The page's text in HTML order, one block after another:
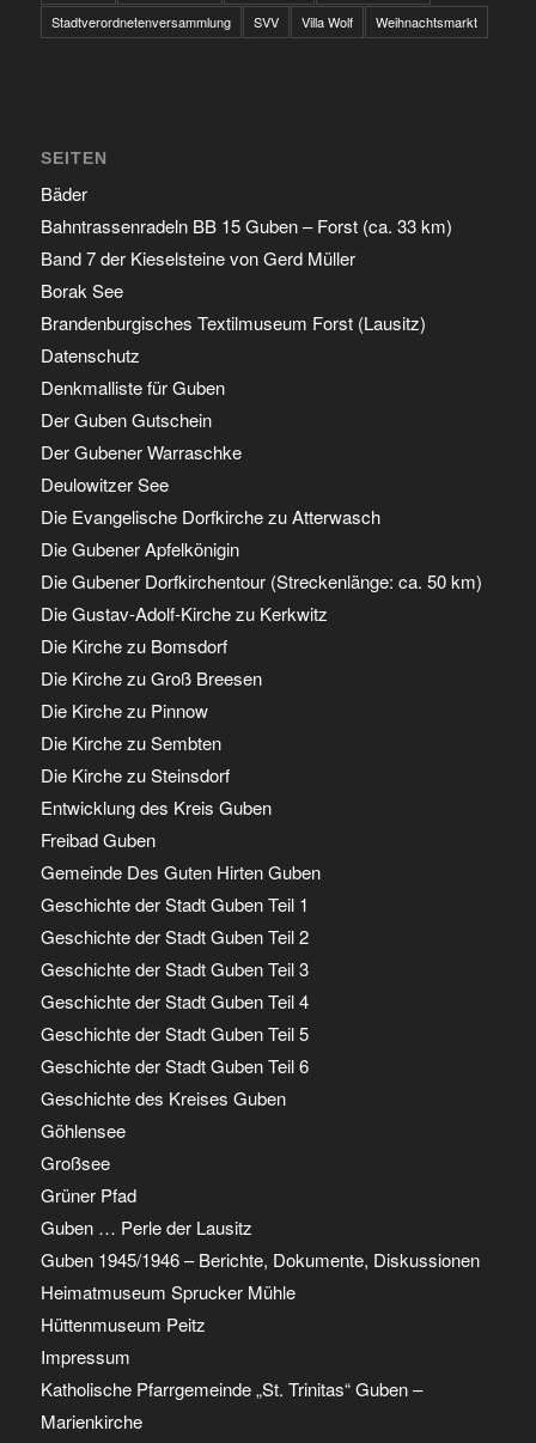
Stadtverordnetenversammlung
SVV Villa Wolf Weihnachtsmarkt
SEITEN
Bäder
Bahntrassenradeln BB 15 Guben – Forst (ca. 33 km)
Band 7 der Kieselsteine von Gerd Müller
Borak See
Brandenburgisches Textilmuseum Forst (Lausitz)
Datenschutz
Denkmalliste für Guben
Der Guben Gutschein
Der Gubener Warraschke
Deulowitzer See
Die Evangelische Dorfkirche zu Atterwasch
Die Gubener Apfelkönigin
Die Gubener Dorfkirchentour (Streckenlänge: ca. 50 km)
Die Gustav-Adolf-Kirche zu Kerkwitz
Die Kirche zu Bomsdorf
Die Kirche zu Groß Breesen
Die Kirche zu Pinnow
Die Kirche zu Sembten
Die Kirche zu Steinsdorf
Entwicklung des Kreis Guben
Freibad Guben
Gemeinde Des Guten Hirten Guben
Geschichte der Stadt Guben Teil 1
Geschichte der Stadt Guben Teil 2
Geschichte der Stadt Guben Teil 3
Geschichte der Stadt Guben Teil 4
Geschichte der Stadt Guben Teil 5
Geschichte der Stadt Guben Teil 6
Geschichte des Kreises Guben
Göhlensee
Großsee
Grüner Pfad
Guben … Perle der Lausitz
Guben 1945/1946 – Berichte, Dokumente, Diskussionen
Heimatmuseum Sprucker Mühle
Hüttenmuseum Peitz
Impressum
Katholische Pfarrgemeinde „St. Trinitas“ Guben –
Marienkirche